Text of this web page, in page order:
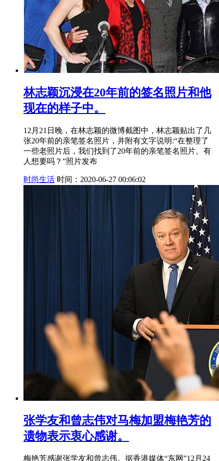
林志颖沉浸在20年前的签名照片和他
现在的样子中。
12月21日晚，在林志颖的微博截图中，林志颖贴出了几
张20年前的亲笔签名照片，并附有文字说明:“在整理了
一些老照片后，我们找到了20年前的亲笔签名照片。有
人想要吗？”照片发布
时尚生活 时间：2020-06-27 00:06:02
张学友和曾志伟对马梅加盟梅艳芳的
遗物表示衷心感谢。
梅艳芳感谢张学友和曾志伟。据香港媒体“东网”12月24